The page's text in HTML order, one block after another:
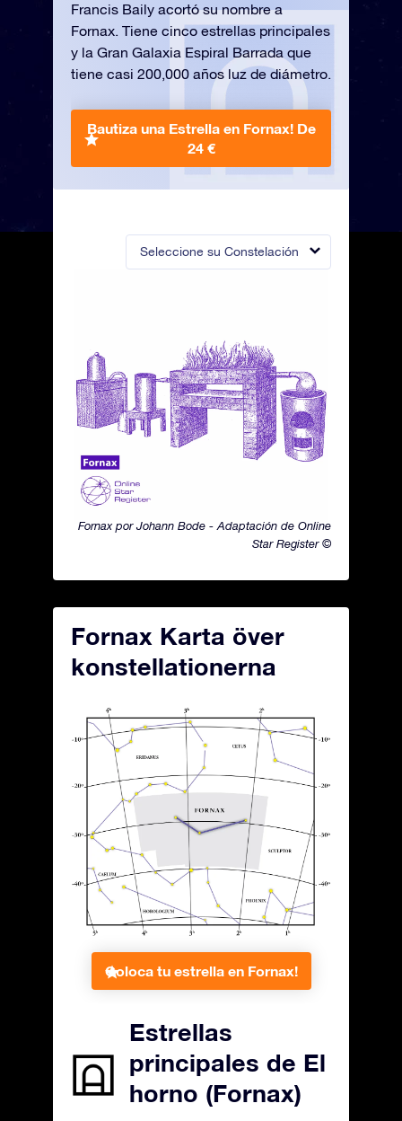
Seleccione su Constelación
Fornax por Johann Bode - Adaptación de Online
Star Register ©
Francis Baily acortó su nombre a
Fornax. Tiene cinco estrellas principales
y la Gran Galaxia Espiral Barrada que
tiene casi 200,000 años luz de diámetro.
Bautiza una Estrella en Fornax! De
24 €
Fornax Karta över
konstellationerna
Coloca tu estrella en Fornax!
Estrellas
principales de El
horno (Fornax)